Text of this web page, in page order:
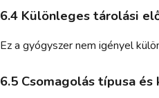
6.4 Különleges tárolási
Ez a gyógyszer nem igényel
6.5 Csomagolás típusa és